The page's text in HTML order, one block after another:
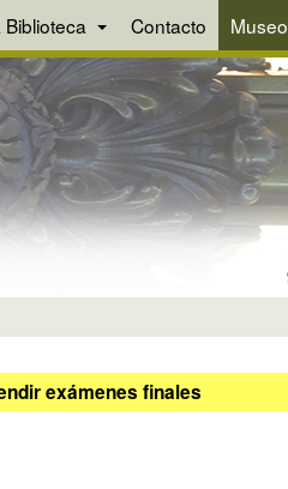
Contacto Museo
exámenes finales